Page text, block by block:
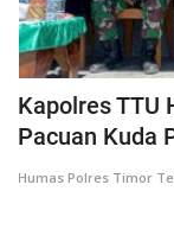
Kapolres TTU
Pacuan Kuda
Humas Polres Timor